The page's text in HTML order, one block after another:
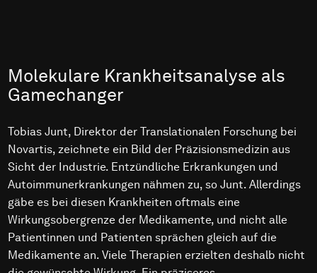
Molekulare Krankheitsanalyse als
Gamechanger
Tobias Junt, Direktor der Translationalen Forschung bei
Novartis, zeichnete ein Bild der Präzisionsmedizin aus
Sicht der Industrie. Entzündliche Erkrankungen und
Autoimmunerkrankungen nähmen zu, so Junt. Allerdings
gäbe es bei diesen Krankheiten oftmals eine
Wirkungsobergrenze der Medikamente, und nicht alle
Patientinnen und Patienten sprächen gleich auf die
Medikamente an. Viele Therapien erzielten deshalb nicht